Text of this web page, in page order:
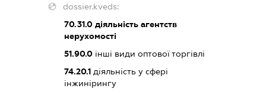
dossier.kveds:
70.31.0діяльність агентств
нерухомості
51.90.0інші види оптової торгівлі
74.20.1діяльність у сфері
інжинірингу